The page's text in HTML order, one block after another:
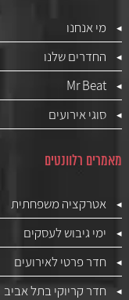
מי אנחנו
החדרים שלנו
Mr Beat
סוגי אירועים
מאמרים רלוונטים
אטרקציה משפחתית
ימי גיבוש לעסקים
חדר פרטי לאירועים
חדר קריוקי בתל אביב